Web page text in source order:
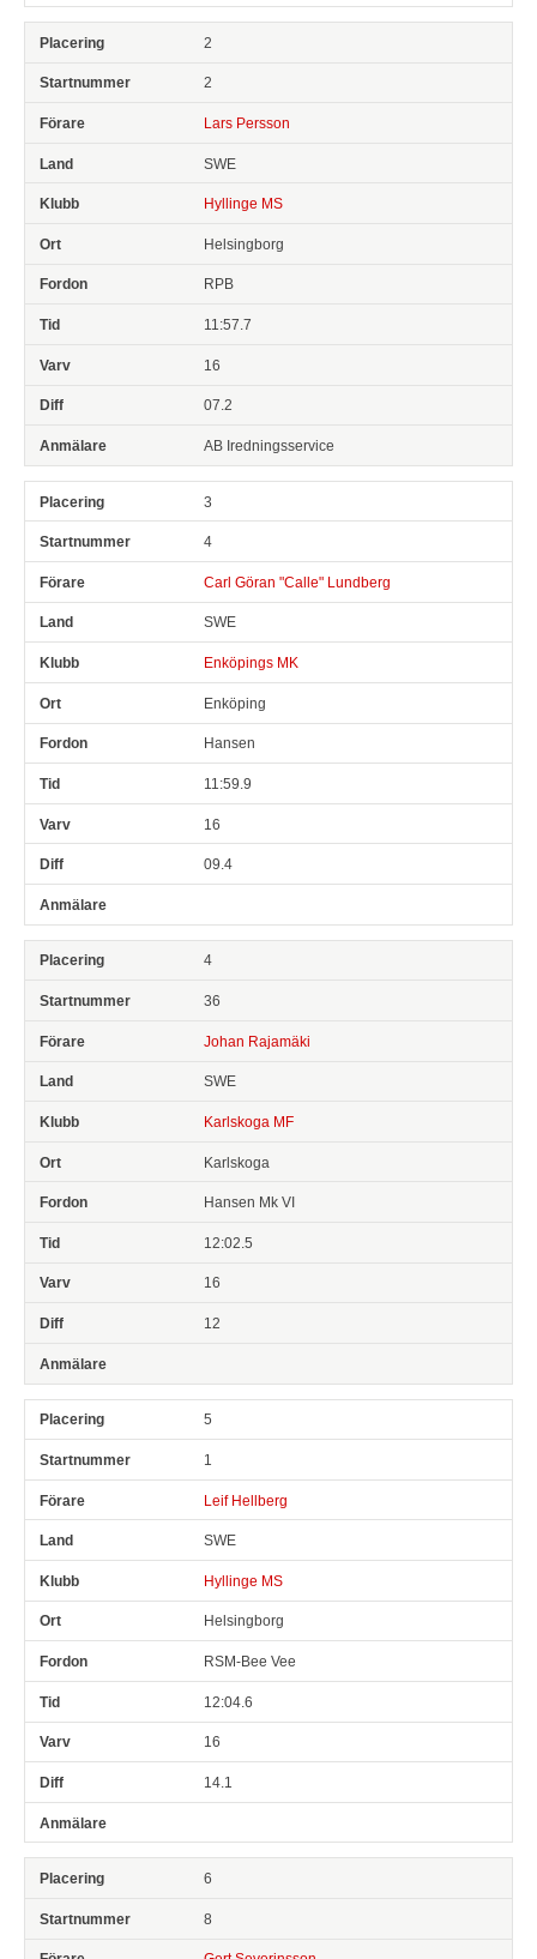
2
2
Lars Persson
SWE
Hyllinge MS
Helsingborg
RPB
11:57.7
16
07.2
AB Iredningsservice
3
4
Carl Göran "Calle" Lundberg
SWE
Enköpings MK
Enköping
Hansen
11:59.9
16
09.4
4
36
Johan Rajamäki
SWE
Karlskoga MF
Karlskoga
Hansen Mk VI
12:02.5
16
12
5
1
Leif Hellberg
SWE
Hyllinge MS
Helsingborg
RSM-Bee Vee
12:04.6
16
14.1
6
8